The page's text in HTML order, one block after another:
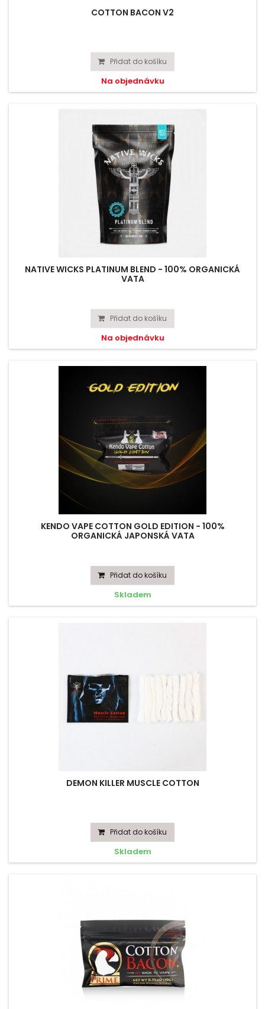
COTTON BACON V2
Přidat do košíku
Na objednávku
NATIVE WICKS PLATINUM BLEND - 100% ORGANICKÁ
VATA
Přidat do košíku
Na objednávku
KENDO VAPE COTTON GOLD EDITION - 100%
ORGANICKÁ JAPONSKÁ VATA
Přidat do košíku
Skladem
DEMON KILLER MUSCLE COTTON
Přidat do košíku
Skladem